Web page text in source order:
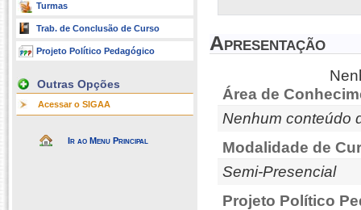
Turmas
Trab. de Conclusão de Curso
Projeto Político Pedagógico
Outras Opções
Acessar o SIGAA
Ir ao Menu Principal
Apresentação
Área de
Nenhum conteúdo
Modalidade de
Semi-Presencial
Projeto Político